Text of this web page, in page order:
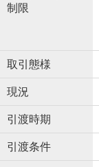
制限
取引態様
現況
引渡時期
引渡条件